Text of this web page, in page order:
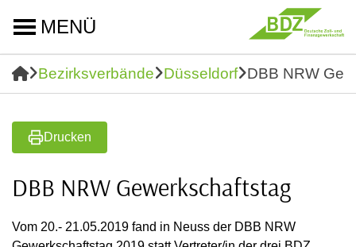
MENÜ
Bezirksverbände Düsseldorf DBB NRW
Drucken
DBB NRW Gewerkschaftstag
Vom 20.- 21.05.2019 fand in Neuss der DBB NRW